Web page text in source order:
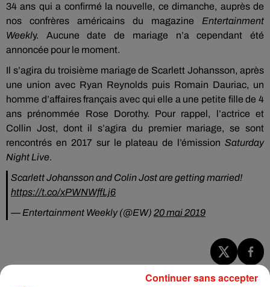
34 ans qui a confirmé la nouvelle, ce dimanche, auprès de
nos confrères américains du magazine Entertainment
Weekly. Aucune date de mariage n’a cependant été
annoncée pour le moment.
Il s’agira du troisième mariage de Scarlett Johansson, après
une union avec Ryan Reynolds puis Romain Dauriac, un
homme d’affaires français avec qui elle a une petite fille de 4
ans prénommée Rose Dorothy. Pour rappel, l’actrice et
Collin Jost, dont il s’agira du premier mariage, se sont
rencontrés en 2017 sur le plateau de l’émission Saturday
Night Live.
Scarlett Johansson and Colin Jost are getting married!
https://t.co/xPWNWffLj6
— Entertainment Weekly (@EW) 20 mai 2019
Continuer sans accepter